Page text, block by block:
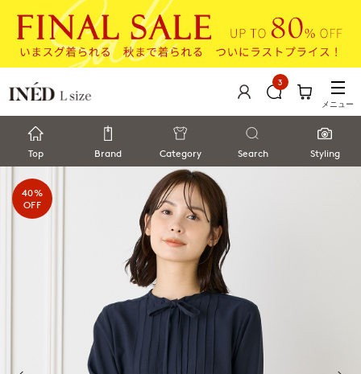
3
メニュー
Top Brand Category Search Styling
40%
OFF